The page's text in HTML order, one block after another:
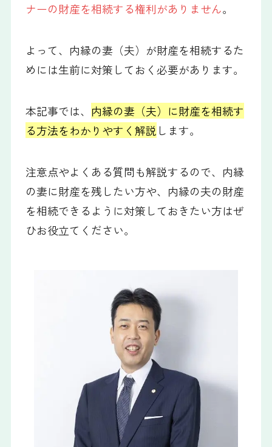
ナーの財産を相続する権利がありません。
よって、内縁の妻（夫）が財産を相続するた
めには生前に対策しておく必要があります。
本記事では、 内縁の妻（夫）に財産を相続す
る方法をわかりやすく解説 します。
注意点やよくある質問も解説するので、内縁
の妻に財産を残したい方や、内縁の夫の財産
を相続できるように対策しておきたい方はぜ
ひお役立てください。